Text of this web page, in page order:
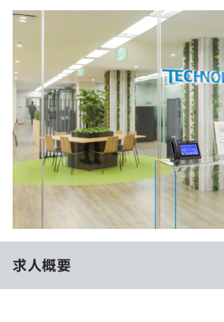
インタビュー
就活成功ガイド
ナレッジ
リファレンス
プラン
個人向けプラン
法人向けプラン
学校向けプラン
契約内容・クーポン
評価結果一覧
再チャレンジ結果一覧
Tech Team Journal
note
paizaとは？
求人概要